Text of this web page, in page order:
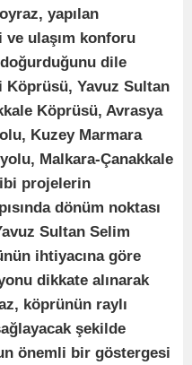
yapılan
ve ulaşım konforu
dile
Yavuz Sultan
Köprüsü, Avrasya
Kuzey Marmara
Malkara-Çanakkale
projelerin
dönüm noktası
Sultan Selim
ihtiyacına göre
dikkate alınarak
köprünün raylı
şekilde
önemli bir göstergesi